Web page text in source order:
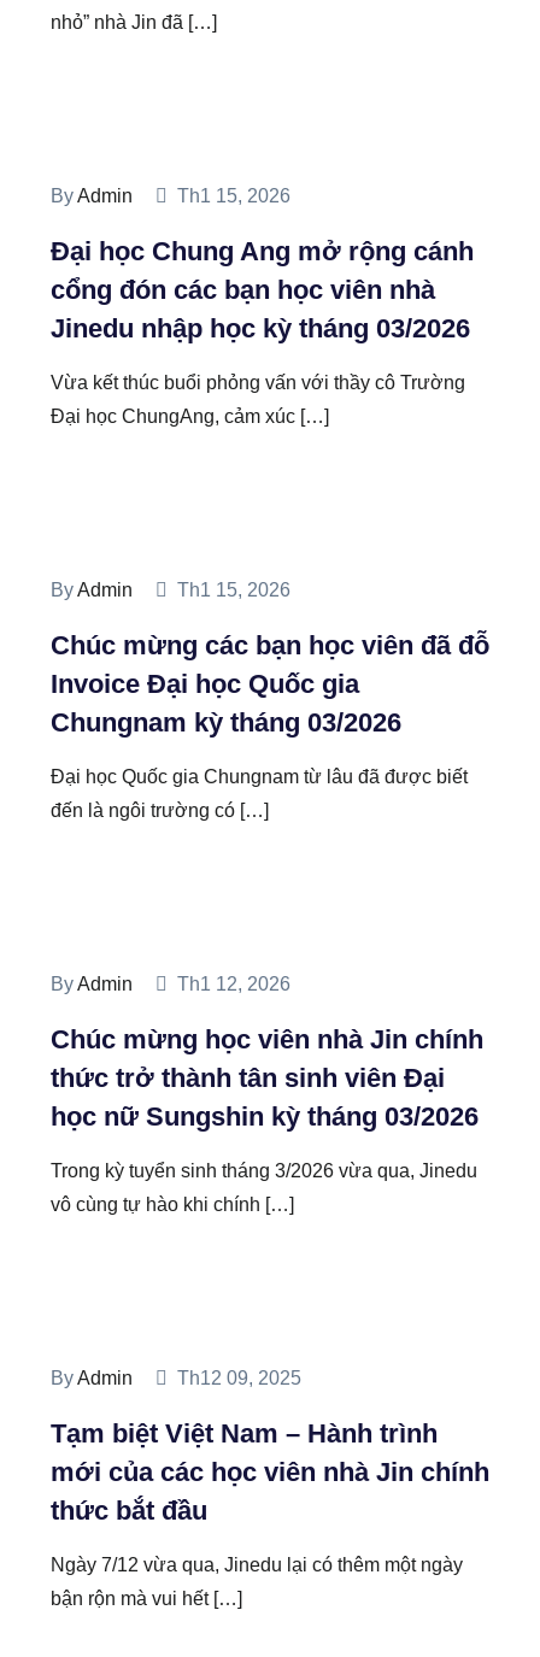
nhỏ” nhà Jin đã […]
ByAdmin Th1 15, 2026
Đại học Chung Ang mở rộng cánh
cổng đón các bạn học viên nhà
Jinedu nhập học kỳ tháng 03/2026
Vừa kết thúc buổi phỏng vấn với thầy cô Trường
Đại học ChungAng, cảm xúc […]
ByAdmin Th1 15, 2026
Chúc mừng các bạn học viên đã đỗ
Invoice Đại học Quốc gia
Chungnam kỳ tháng 03/2026
Đại học Quốc gia Chungnam từ lâu đã được biết
đến là ngôi trường có […]
ByAdmin Th1 12, 2026
Chúc mừng học viên nhà Jin chính
thức trở thành tân sinh viên Đại
học nữ Sungshin kỳ tháng 03/2026
Trong kỳ tuyển sinh tháng 3/2026 vừa qua, Jinedu
vô cùng tự hào khi chính […]
ByAdmin Th12 09, 2025
Tạm biệt Việt Nam – Hành trình
mới của các học viên nhà Jin chính
thức bắt đầu
Ngày 7/12 vừa qua, Jinedu lại có thêm một ngày
bận rộn mà vui hết […]